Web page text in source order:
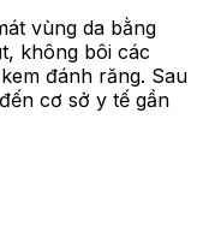
vùng da bằng
không bôi các
đánh răng. Sau
cơ sở y tế gần